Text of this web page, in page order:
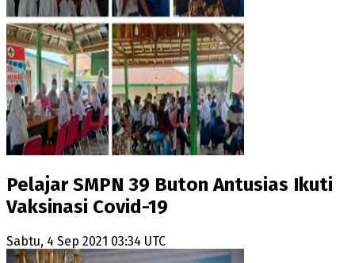
Pelajar SMPN 39 Buton Antusias Ikuti
Vaksinasi Covid-19
Sabtu, 4 Sep 2021 03:34 UTC